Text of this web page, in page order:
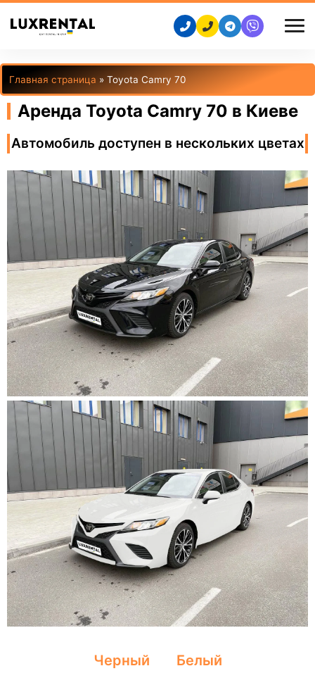
Главная страница » Toyota Camry 70
Аренда Toyota Camry 70 в Киеве
Автомобиль доступен в нескольких цветах
Черный Белый